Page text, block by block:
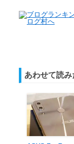
あわせて読み